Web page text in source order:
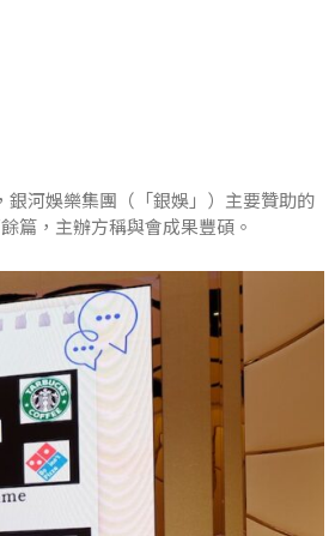
河娛樂集團（「銀娛」）主要贊助的
篇，主辦方稱與會成果豐碩。